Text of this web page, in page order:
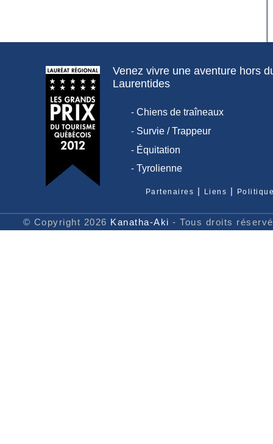
Venez vivre une aventure hors
Laurentides
- Chiens de traîneaux
- Survie / Trappeur
- Équitation
- Tyrolienne
Partenaires | Liens |
© Copyright 2026 Kanatha-Aki - Tous droits